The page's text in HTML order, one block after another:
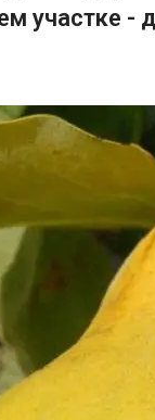
участке